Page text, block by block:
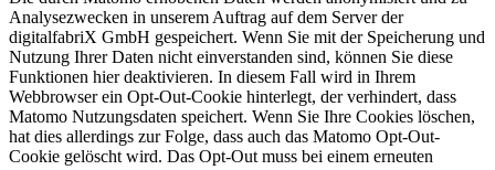
Analysezwecken in unserem Auftrag auf dem Server der
digitalfabriX GmbH gespeichert. Wenn Sie mit der Speicherung und
Nutzung Ihrer Daten nicht einverstanden sind, können Sie diese
Funktionen hier deaktivieren. In diesem Fall wird in Ihrem
Webbrowser ein Opt-Out-Cookie hinterlegt, der verhindert, dass
Matomo Nutzungsdaten speichert. Wenn Sie Ihre Cookies löschen,
hat dies allerdings zur Folge, dass auch das Matomo Opt-Out-
Cookie gelöscht wird. Das Opt-Out muss bei einem erneuten